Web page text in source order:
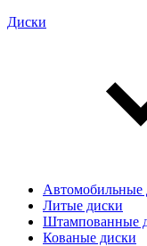
Диски
Автомобильные
Литые диски
Штампованные
Кованые диски